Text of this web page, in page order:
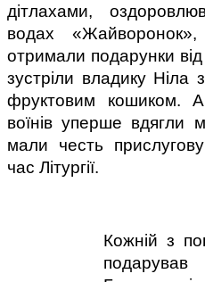
дітлахами,
водах «Жайворонок»,
отримали подарунки
зустріли владику Ніла
фруктовим кошиком.
воїнів уперше вдягли
мали честь
час Літургії.
Кожній з